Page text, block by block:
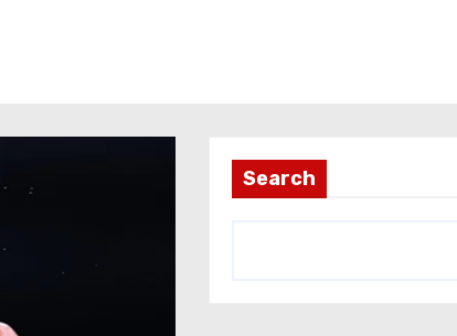
Search